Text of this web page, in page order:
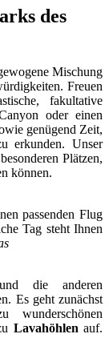
des
Mischung
Freuen
fakultative
oder einen
genügend Zeit,
erkunden. Unser
Plätzen,
können.
passenden Flug
Tag steht Ihnen
die anderen
Es geht zunächst
Lavahöhlen auf.